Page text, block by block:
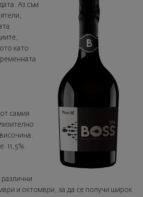
Аз съм
като
самия
11,5%.
различни
и октомври, за да се получи широк